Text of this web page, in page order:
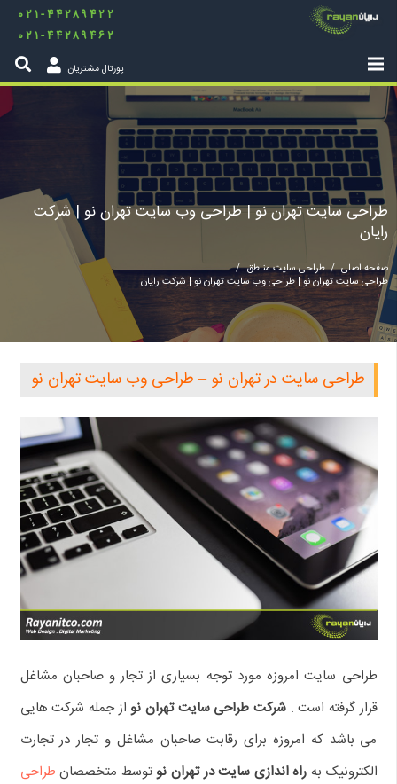
۰۲۱-۴۴۲۸۹۴۲۲
۰۲۱-۴۴۲۸۹۴۶۲
پورتال مشتریان
طراحی سایت تهران نو | طراحی وب سایت تهران نو | شرکت
رایان
صفحه اصلی / طراحی سایت مناطق /
طراحی سایت تهران نو | طراحی وب سایت تهران نو | شرکت رایان
طراحی سایت در تهران نو – طراحی وب سایت تهران نو
طراحی سایت امروزه مورد توجه بسیاری از تجار و صاحبان مشاغل
قرار گرفته است .شرکت طراحی سایت تهران نواز جمله شرکت هایی
می باشد که امروزه برای رقابت صاحبان مشاغل و تجار در تجارت
الکترونیک به راه اندازی سایت در تهران نوتوسط متخصصان طراحی